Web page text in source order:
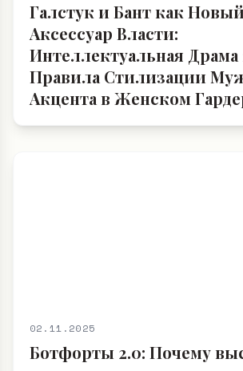
Галстук и Бант как
Аксессуар Власти:
Интеллектуальная Драма
Правила Стилизации
Акцента в Женском
02.11.2025
Ботфорты 2.0: Почему